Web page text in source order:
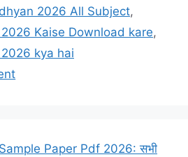
2026 All Subject,
Kaise Download kare,
kya hai
Paper Pdf 2026: सभी